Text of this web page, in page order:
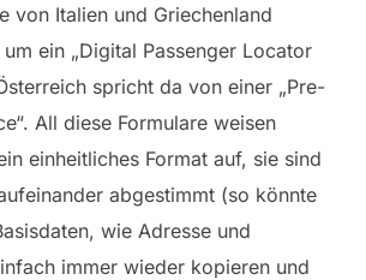
von Italien und Griechenland
ein „Digital Passenger Locator
spricht da von einer „Pre-
All diese Formulare weisen
einheitliches Format auf, sie sind
abgestimmt (so könnte
wie Adresse und
immer wieder kopieren und